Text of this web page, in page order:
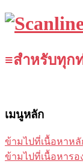
≡สำหรับทุก
เมนูหลัก
ข้ามไปที่เนื้อหาหลั
ข้ามไปที่เนื้อหารอ